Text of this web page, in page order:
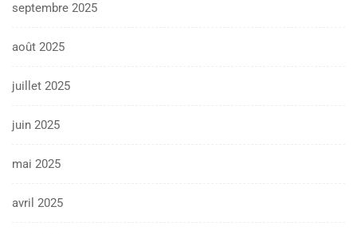
septembre 2025
août 2025
juillet 2025
juin 2025
mai 2025
avril 2025